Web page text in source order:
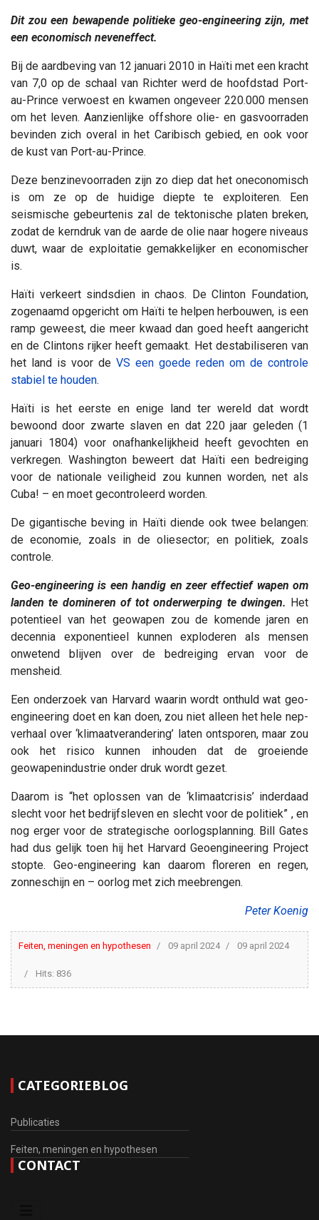
Dit zou een bewapende politieke geo-engineering zijn, met
een economisch neveneffect.
Bij de aardbeving van 12 januari 2010 in Haïti met een kracht
van 7,0 op de schaal van Richter werd de hoofdstad Port-
au-Prince verwoest en kwamen ongeveer 220.000 mensen
om het leven. Aanzienlijke offshore olie- en gasvoorraden
bevinden zich overal in het Caribisch gebied, en ook voor
de kust van Port-au-Prince.
Deze benzinevoorraden zijn zo diep dat het oneconomisch
is om ze op de huidige diepte te exploiteren. Een
seismische gebeurtenis zal de tektonische platen breken,
zodat de kerndruk van de aarde de olie naar hogere niveaus
duwt, waar de exploitatie gemakkelijker en economischer
is.
Haïti verkeert sindsdien in chaos. De Clinton Foundation,
zogenaamd opgericht om Haïti te helpen herbouwen, is een
ramp geweest, die meer kwaad dan goed heeft aangericht
en de Clintons rijker heeft gemaakt. Het destabiliseren van
het land is voor de VS een goede reden om de controle
stabiel te houden.
Haïti is het eerste en enige land ter wereld dat wordt
bewoond door zwarte slaven en dat 220 jaar geleden (1
januari 1804) voor onafhankelijkheid heeft gevochten en
verkregen. Washington beweert dat Haïti een bedreiging
voor de nationale veiligheid zou kunnen worden, net als
Cuba! – en moet gecontroleerd worden.
De gigantische beving in Haïti diende ook twee belangen:
de economie, zoals in de oliesector; en politiek, zoals
controle.
Geo-engineering is een handig en zeer effectief wapen om
landen te domineren of tot onderwerping te dwingen. Het
potentieel van het geowapen zou de komende jaren en
decennia exponentieel kunnen exploderen als mensen
onwetend blijven over de bedreiging ervan voor de
mensheid.
Een onderzoek van Harvard waarin wordt onthuld wat geo-
engineering doet en kan doen, zou niet alleen het hele nep-
verhaal over ‘klimaatverandering’ laten ontsporen, maar zou
ook het risico kunnen inhouden dat de groeiende
geowapenindustrie onder druk wordt gezet.
Daarom is “het oplossen van de ‘klimaatcrisis’ inderdaad
slecht voor het bedrijfsleven en slecht voor de politiek” , en
nog erger voor de strategische oorlogsplanning. Bill Gates
had dus gelijk toen hij het Harvard Geoengineering Project
stopte. Geo-engineering kan daarom floreren en regen,
zonneschijn en – oorlog met zich meebrengen.
Peter Koenig
Feiten, meningen en hypothesen 09 april 2024 09 april 2024
Hits: 836
CATEGORIEBLOG
Publicaties
Feiten, meningen en hypothesen
CONTACT